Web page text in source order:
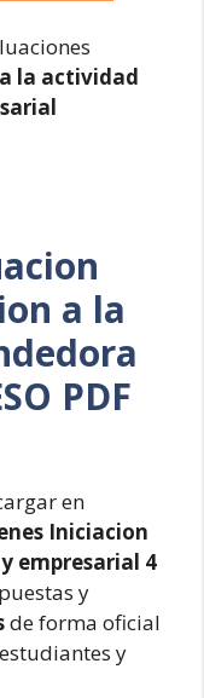
la actividad
a la
PDF
en
Iniciacion
empresarial 4
y
de forma oficial
y